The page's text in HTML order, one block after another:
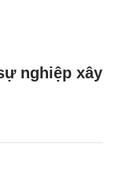
nghiệp xây